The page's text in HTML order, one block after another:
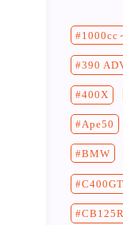
1000cc
390
400X
Ape50
BMW
C400GT
CB125R